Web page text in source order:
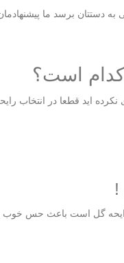
دستتان برسد ما
اید قطعا در انتخاب
!
رایحه گل است باعث حس خوب